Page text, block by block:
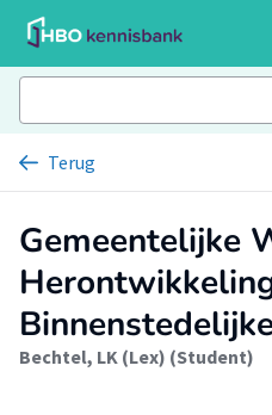
Terug
Gemeentelijke
Bechtel, LK (Lex) (Student)